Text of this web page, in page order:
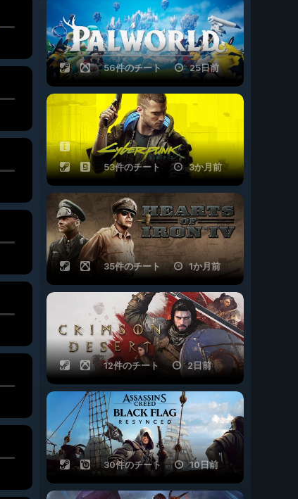
56件のチート 25日前
53件のチート 3か月前
35件のチート 1か月前
12件のチート 2日前
30件のチート 10日前